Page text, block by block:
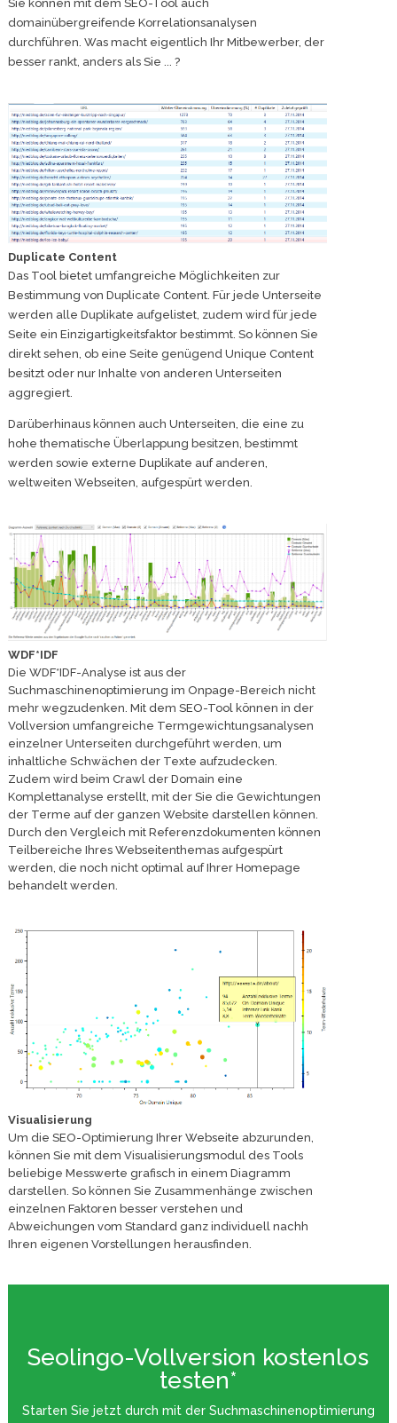
Sie können mit dem SEO-Tool auch
domainübergreifende Korrelationsanalysen
durchführen. Was macht eigentlich Ihr Mitbewerber, der
besser rankt, anders als Sie ... ?
Duplicate Content
Das Tool bietet umfangreiche Möglichkeiten zur
Bestimmung von Duplicate Content. Für jede Unterseite
werden alle Duplikate aufgelistet, zudem wird für jede
Seite ein Einzigartigkeitsfaktor bestimmt. So können Sie
direkt sehen, ob eine Seite genügend Unique Content
besitzt oder nur Inhalte von anderen Unterseiten
aggregiert.
Darüberhinaus können auch Unterseiten, die eine zu
hohe thematische Überlappung besitzen, bestimmt
werden sowie externe Duplikate auf anderen,
weltweiten Webseiten, aufgespürt werden.
WDF*IDF
Die WDF*IDF-Analyse ist aus der
Suchmaschinenoptimierung im Onpage-Bereich nicht
mehr wegzudenken. Mit dem SEO-Tool können in der
Vollversion umfangreiche Termgewichtungsanalysen
einzelner Unterseiten durchgeführt werden, um
inhaltliche Schwächen der Texte aufzudecken.
Zudem wird beim Crawl der Domain eine
Komplettanalyse erstellt, mit der Sie die Gewichtungen
der Terme auf der ganzen Website darstellen können.
Durch den Vergleich mit Referenzdokumenten können
Teilbereiche Ihres Webseitenthemas aufgespürt
werden, die noch nicht optimal auf Ihrer Homepage
behandelt werden.
Visualisierung
Um die SEO-Optimierung Ihrer Webseite abzurunden,
können Sie mit dem Visualisierungsmodul des Tools
beliebige Messwerte grafisch in einem Diagramm
darstellen. So können Sie Zusammenhänge zwischen
einzelnen Faktoren besser verstehen und
Abweichungen vom Standard ganz individuell nachh
Ihren eigenen Vorstellungen herausfinden.
Seolingo-Vollversion kostenlos
testen*
Starten Sie jetzt durch mit der Suchmaschinenoptimierung